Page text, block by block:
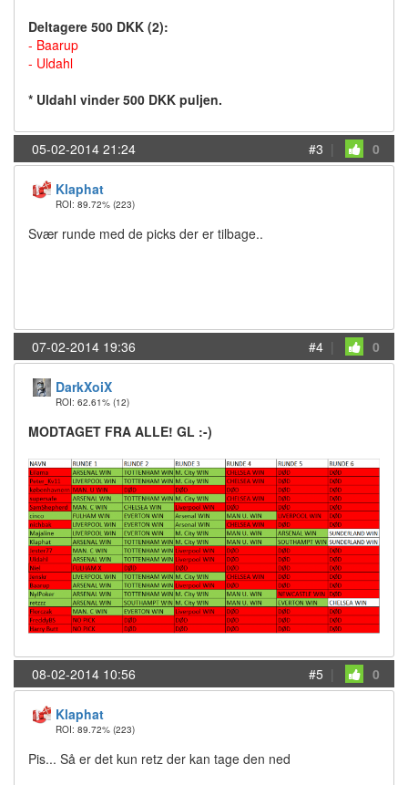
Deltagere 500 DKK (2):
- Baarup
- Uldahl
* Uldahl vinder 500 DKK puljen.
05-02-2014 21:24 #3 | 0
Klaphat
ROI: 89.72% (223)
Svær runde med de picks der er tilbage..
07-02-2014 19:36 #4 | 0
DarkXoiX
ROI: 62.61% (12)
MODTAGET FRA ALLE! GL :-)
08-02-2014 10:56 #5 | 0
Klaphat
ROI: 89.72% (223)
Pis... Så er det kun retz der kan tage den ned